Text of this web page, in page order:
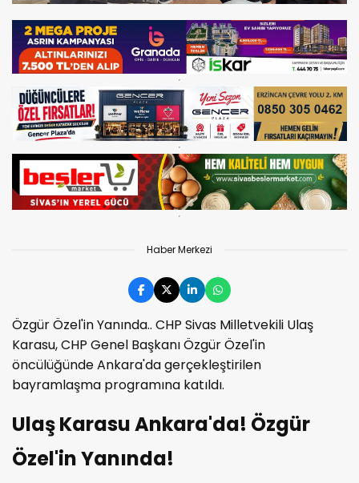
Haber Merkezi
Özgür Özel'in Yanında.. CHP Sivas Milletvekili Ulaş
Karasu, CHP Genel Başkanı Özgür Özel'in
öncülüğünde Ankara'da gerçekleştirilen
bayramlaşma programına katıldı.
Ulaş Karasu Ankara'da! Özgür
Özel'in Yanında!